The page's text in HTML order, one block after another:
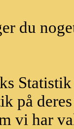
du
på
vi har